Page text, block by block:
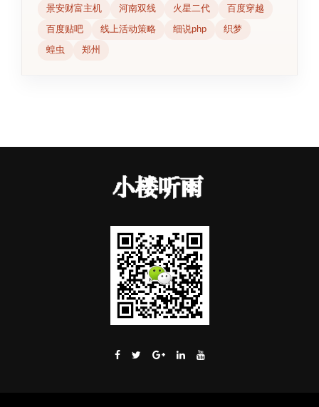
景安财富主机 河南双线 火星二代 百度穿越
百度贴吧 线上活动策略 细说php 织梦
蝗虫 郑州